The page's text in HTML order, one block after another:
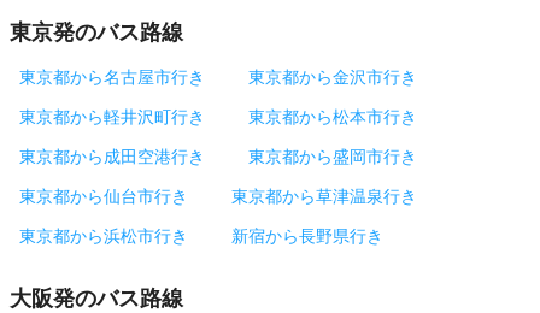
東京発のバス路線
東京都から名古屋市行き
東京都から金沢市行き
東京都から軽井沢町行き
東京都から松本市行き
東京都から成田空港行き
東京都から盛岡市行き
東京都から仙台市行き
東京都から草津温泉行き
東京都から浜松市行き
新宿から長野県行き
大阪発のバス路線